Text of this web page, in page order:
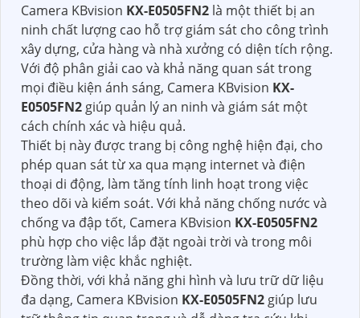
Camera KBvision KX-E0505FN2 là một thiết bị an
ninh chất lượng cao hỗ trợ giám sát cho công trình
xây dựng, cửa hàng và nhà xưởng có diện tích rộng.
Với độ phân giải cao và khả năng quan sát trong
mọi điều kiện ánh sáng, Camera KBvision KX-
E0505FN2 giúp quản lý an ninh và giám sát một
cách chính xác và hiệu quả.
Thiết bị này được trang bị công nghệ hiện đại, cho
phép quan sát từ xa qua mạng internet và điện
thoại di động, làm tăng tính linh hoạt trong việc
theo dõi và kiểm soát. Với khả năng chống nước và
chống va đập tốt, Camera KBvision KX-E0505FN2
phù hợp cho việc lắp đặt ngoài trời và trong môi
trường làm việc khắc nghiệt.
Đồng thời, với khả năng ghi hình và lưu trữ dữ liệu
đa dạng, Camera KBvision KX-E0505FN2 giúp lưu